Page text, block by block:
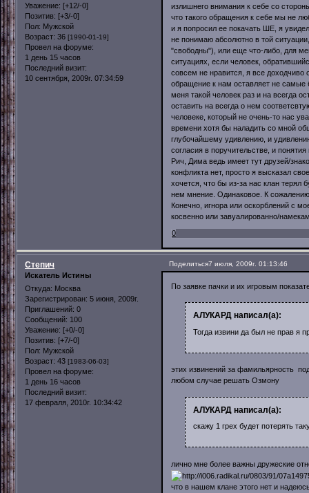
Уважение: [+12/-0]
Позитив: [+3/-0]
Пол: Мужской
Возраст: 36 [1990-01-19]
Провел на форуме:
1 день 15 часов
Последний визит:
10 сентября, 2009г. 07:34:59
излишнего внимания к себе со
что такого обращения к себе мы не
и я попросил ее покачать ШЕ, я
не понимаю абсолютно в той
"свободны"), или еще что-либо, для
ситуациях, если человек,
совсем не нравится, я все доходчиво
обращение к нам оставляет не самые
меня такой человек раз и на всегда
оставить на всегда о нем
человеке, который не очень-то нас
времени хотя бы наладить со мной
глубочайшему удивлению, и
согласия в поручительстве, и
Рич, Дима ведь имеет тут друзей/
конфликта нет, просто я высказал
хочется, что бы из-за нас клан
нем мнение. Одинаковое. К
Конечно, игнора или оскорблений с
косвенно или завуалированно/
0
Поделиться7 июля, 2009г. 01:13:46
Степич
Искатель Истины
Откуда: Москва
Зарегистрирован: 5 июня, 2009г.
Приглашений: 0
Сообщений: 100
Уважение: [+0/-0]
Позитив: [+7/-0]
Пол: Мужской
Возраст: 43 [1983-06-03]
Провел на форуме:
1 день 16 часов
Последний визит:
17 февраля, 2010г. 10:34:42
По заявке пачки и их игровым
АЛУКАРД написал(а):
Тогда извини да был не прав я
этих извинений за фамильярность
любом случае решать Озмону
АЛУКАРД написал(а):
скажу 1 грех будет потерять
лично мне более важны дружеские
что в нашем клане этого нет и